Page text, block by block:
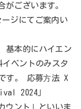
ございます。
ジにてご案内い
基本的にハイエン
イベントのみスタ
す。 応募⽅法 X
2024」
ウント」といいま